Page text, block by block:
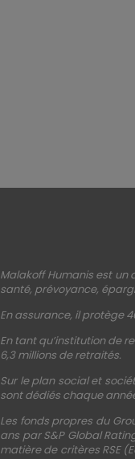
Malakoff Humanis est
santé, prévoyance,
En assurance, il protège
En tant qu’institution de
6,3 millions de retraités.
Sur le plan social et
sont dédiés chaque
Les fonds propres du
ans par S&P Global
matière de critères RSE